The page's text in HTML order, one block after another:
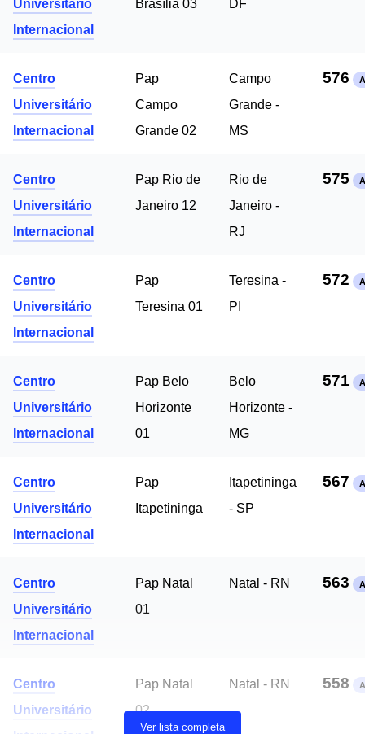
Ver lista completa
Universitário
Internacional
Brasília 03 DF
Centro
Universitário
Internacional
Pap
Campo
Grande 02
Campo
Grande -
MS
576
Centro
Universitário
Internacional
Pap Rio de
Janeiro 12
Rio de
Janeiro -
RJ
575
Centro
Universitário
Internacional
Pap
Teresina 01
Teresina -
PI
572
Centro
Universitário
Internacional
Pap Belo
Horizonte
01
Belo
Horizonte -
MG
571
Centro
Universitário
Internacional
Pap
Itapetininga
Itapetininga
- SP
567
Centro
Universitário
Internacional
Pap Natal
01
Natal - RN 563
Centro
Universitário
Pap Natal
02
Natal - RN 558